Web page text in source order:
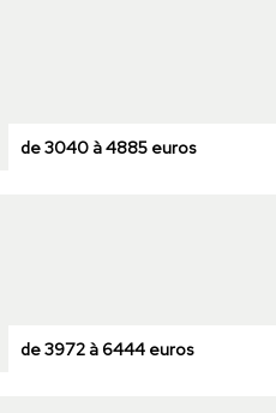
de 3040 à 4885 euros
de 3972 à 6444 euros